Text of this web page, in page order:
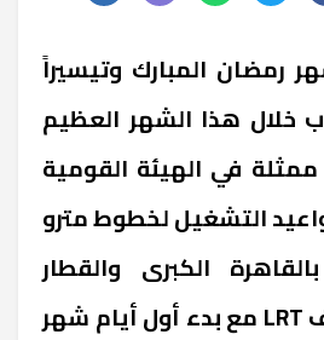
رمضان المبارك وتيسيراً
خلال هذا الشهر العظيم
ممثلة في الهيئة القومية
التشغيل لخطوط مترو
الكبرى والقطار
الكهربائي الخفيف LRT مع بدء أول أيام شهر